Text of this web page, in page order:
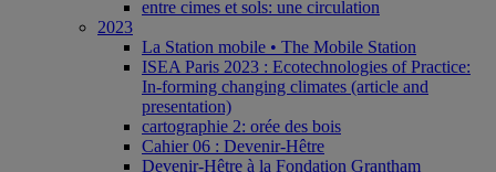
entre cimes et sols: une circulation
2023
La Station mobile • The Mobile Station
ISEA Paris 2023 : Ecotechnologies of Practice:
In-forming changing climates (article and
presentation)
cartographie 2: orée des bois
Cahier 06 : Devenir-Hêtre
Devenir-Hêtre à la Fondation Grantham